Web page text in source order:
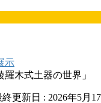
示
木式土器の世界」
終更新日 : 2026年5月